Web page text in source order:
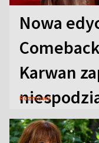
Nowa
Karwan
Rozmowy